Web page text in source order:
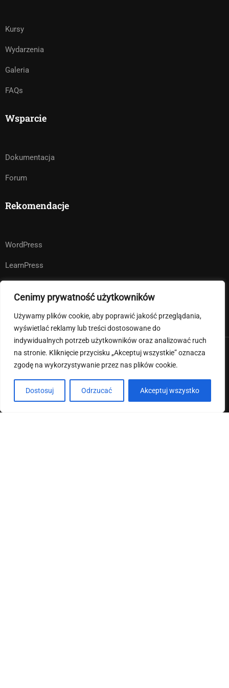
Cenimy prywatność użytkowników
Używamy plików cookie, aby poprawić jakość przeglądania,
wyświetlać reklamy lub treści dostosowane do
indywidualnych potrzeb użytkowników oraz analizować ruch
na stronie. Kliknięcie przycisku „Akceptuj wszystkie” oznacza
zgodę na wykorzystywanie przez nas plików cookie.
Dostosuj Odrzucać Akceptuj wszystko
Kursy
Wydarzenia
Galeria
FAQs
Wsparcie
Dokumentacja
Forum
Rekomendacje
WordPress
LearnPress
Premium LMS & Online Education WordPress Theme
Klauzula informacyjna RODO
Deklaracja dostępności
Regulamin strony internetowej i pliki cookies